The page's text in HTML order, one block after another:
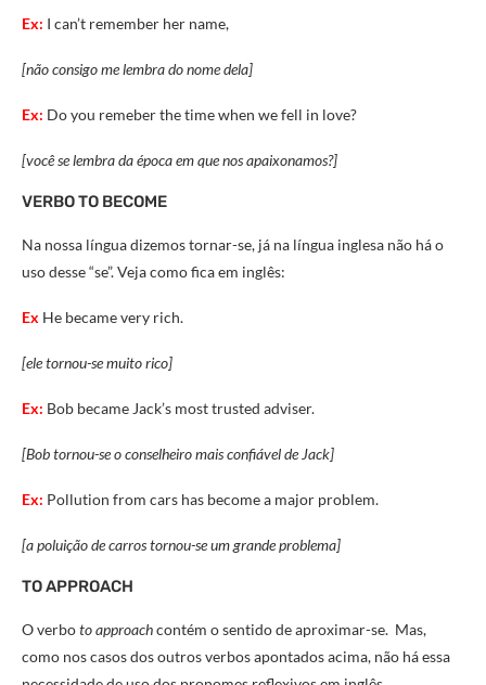
Ex: I can’t remember her name,
[não consigo me lembra do nome dela]
Ex: Do you remeber the time when we fell in love?
[você se lembra da época em que nos apaixonamos?]
VERBO TO BECOME
Na nossa língua dizemos tornar-se, já na língua inglesa não há o
uso desse “se”. Veja como fica em inglês:
Ex He became very rich.
[ele tornou-se muito rico]
Ex: Bob became Jack’s most trusted adviser.
[Bob tornou-se o conselheiro mais confiável de Jack]
Ex: Pollution from cars has become a major problem.
[a poluição de carros tornou-se um grande problema]
TO APPROACH
O verboto approachcontém o sentido de aproximar-se. Mas,
como nos casos dos outros verbos apontados acima, não há essa